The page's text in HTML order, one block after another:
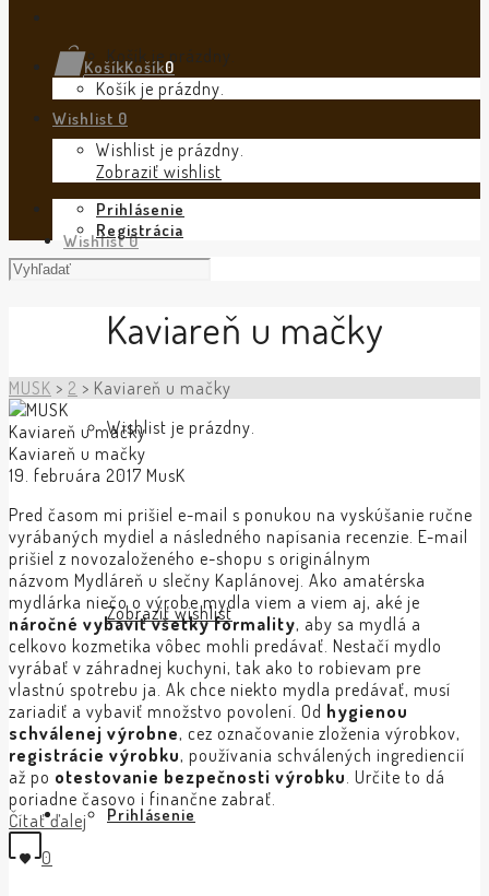
Košík je prázdny.
Wishlist 0
Wishlist je prázdny.
Zobraziť wishlist
Prihlásenie
KošíkKošík0
Košík je prázdny.
Wishlist 0
Wishlist je prázdny.
Zobraziť wishlist
Prihlásenie
Registrácia
Kaviareň u mačky
MUSK > 2 > Kaviareň u mačky
Kaviareň u mačky
Kaviareň u mačky
19. februára 2017 MusK
Pred časom mi prišiel e-mail s ponukou na vyskúšanie ručne
vyrábaných mydiel a následného napísania recenzie. E-mail
prišiel z novozaloženého e-shopu s originálnym
názvom Mydláreň u slečny Kaplánovej. Ako amatérska
mydlárka niečo o výrobe mydla viem a viem aj, aké je
náročné vybaviť všetky formality, aby sa mydlá a
celkovo kozmetika vôbec mohli predávať. Nestačí mydlo
vyrábať v záhradnej kuchyni, tak ako to robievam pre
vlastnú spotrebu ja. Ak chce niekto mydla predávať, musí
zariadiť a vybaviť množstvo povolení. Od hygienou
schválenej výrobne, cez označovanie zloženia výrobkov,
registrácie výrobku, používania schválených ingrediencií
až po otestovanie bezpečnosti výrobku. Určite to dá
poriadne časovo i finančne zabrať.
Čítať ďalej
0